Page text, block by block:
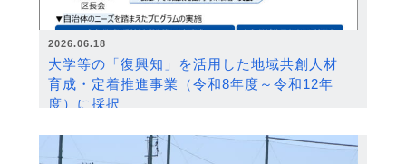
2026.06.18
大学等の「復興知」を活用した地域共創人材
育成・定着推進事業（令和8年度～令和12年
度）に採択